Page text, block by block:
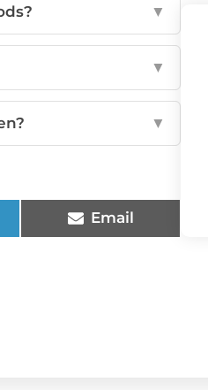
▼
▼
▼
Email